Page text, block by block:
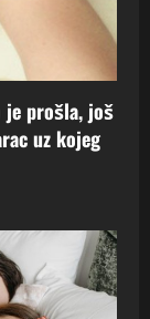
je prošla, još
uz kojeg